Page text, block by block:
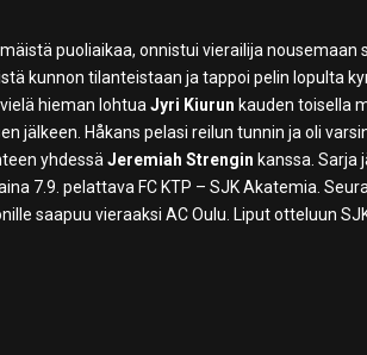
puoliaikaa, onnistui vierailija nousemaan
kunnon tilanteistaan ja tappoi pelin lopulta
hieman lohtuaJyri Kiurun kauden toisella
jälkeen. Håkans pelasi reilun tunnin ja oli
yhdessä Jeremiah Strengin kanssa. Sarja
7.9. pelattava FC KTP – SJK Akatemia.
saapuu vieraaksi AC Oulu. Liput otteluun